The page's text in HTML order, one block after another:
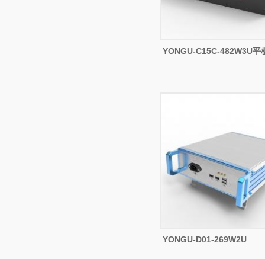
YONGU-C15C-482W3U平
YONGU-D01-269W2U